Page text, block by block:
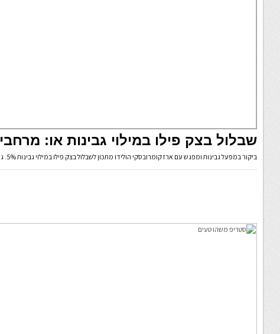
שבלול בצק פילו במילוי גבינות או:
ביקור במפעל גבינות ומפגש עם ארז קומרובסקי הולידו מתכון לשבלול בצק פילו במילוי גבינות 5%. גם טעים בטירוף וגם חסכוני בקלוריות